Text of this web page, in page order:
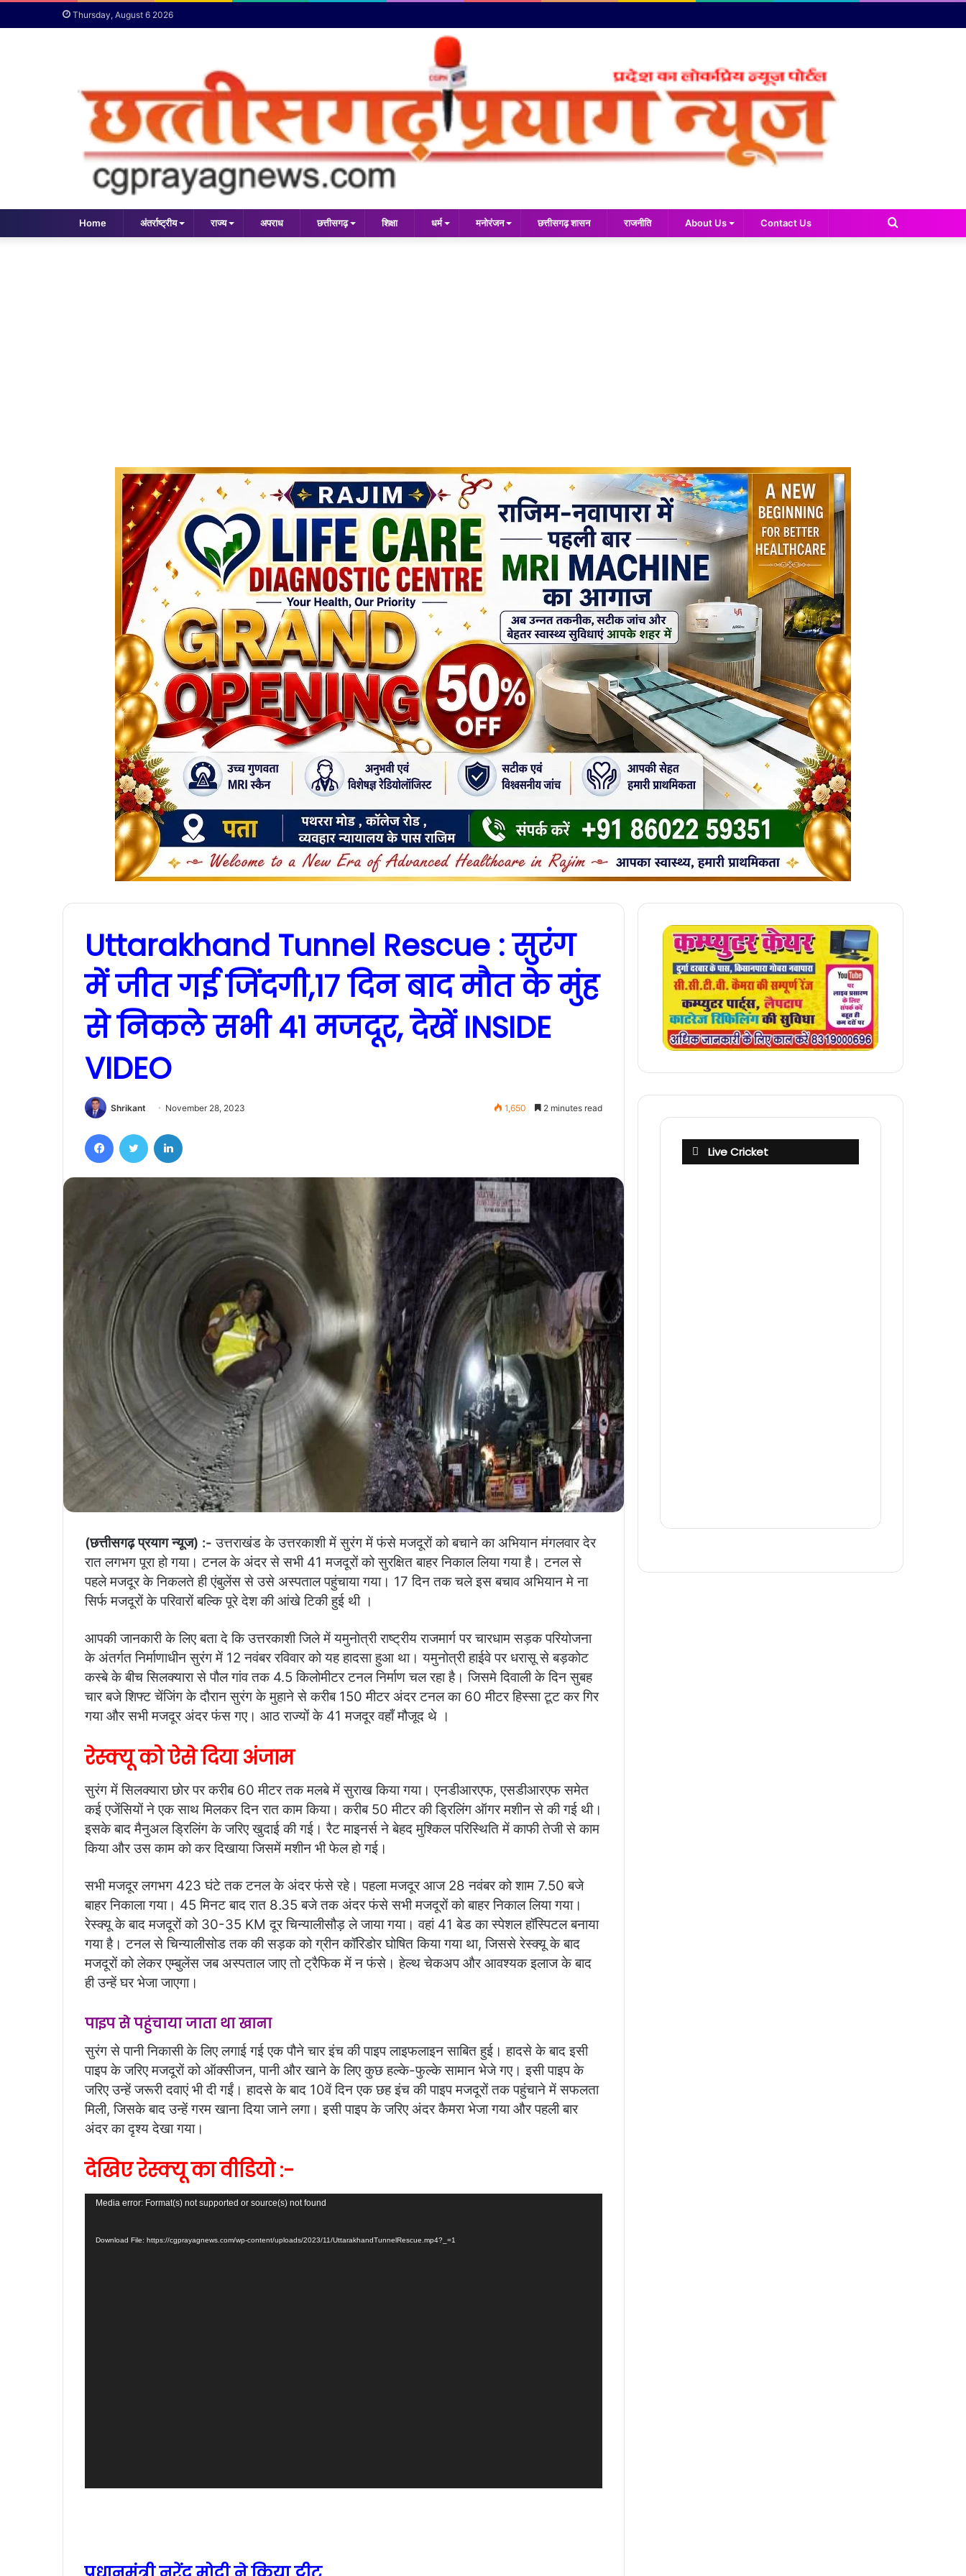
Thursday, August 6 2026
Home अंतर्राष्ट्रीय राज्य अपराध छत्तीसगढ़ शिक्षा धर्म मनोरंजन छत्तीसगढ़ शासन राजनीति About Us Contact Us
Search
Uttarakhand Tunnel Rescue : सुरंग
में जीत गई जिंदगी,17 दिन बाद मौत के मुंह
से निकले सभी 41 मजदूर, देखें INSIDE
VIDEO
Shrikant November 28, 2023 1,650 2 minutes read
(छत्तीसगढ़ प्रयाग न्यूज) :- उत्तराखंड के उत्तरकाशी में सुरंग में फंसे मजदूरों को बचाने का अभियान मंगलवार देर
रात लगभग पूरा हो गया। टनल के अंदर से सभी 41 मजदूरों को सुरक्षित बाहर निकाल लिया गया है। टनल से
पहले मजदूर के निकलते ही एंबुलेंस से उसे अस्पताल पहुंचाया गया। 17 दिन तक चले इस बचाव अभियान मे ना
सिर्फ मजदूरों के परिवारों बल्कि पूरे देश की आंखे टिकी हुई थी ।
आपकी जानकारी के लिए बता दे कि उत्तरकाशी जिले में यमुनोत्री राष्ट्रीय राजमार्ग पर चारधाम सड़क परियोजना
के अंतर्गत निर्माणाधीन सुरंग में 12 नवंबर रविवार को यह हादसा हुआ था। यमुनोत्री हाईवे पर धरासू से बड़कोट
कस्बे के बीच सिलक्यारा से पौल गांव तक 4.5 किलोमीटर टनल निर्माण चल रहा है। जिसमे दिवाली के दिन सुबह
चार बजे शिफ्ट चेंजिंग के दौरान सुरंग के मुहाने से करीब 150 मीटर अंदर टनल का 60 मीटर हिस्सा टूट कर गिर
गया और सभी मजदूर अंदर फंस गए। आठ राज्यों के 41 मजदूर वहाँ मौजूद थे ।
रेस्क्यू को ऐसे दिया अंजाम
सुरंग में सिलक्यारा छोर पर करीब 60 मीटर तक मलबे में सुराख किया गया। एनडीआरएफ, एसडीआरएफ समेत
कई एजेंसियों ने एक साथ मिलकर दिन रात काम किया। करीब 50 मीटर की ड्रिलिंग ऑगर मशीन से की गई थी।
इसके बाद मैनुअल ड्रिलिंग के जरिए खुदाई की गई। रैट माइनर्स ने बेहद मुश्किल परिस्थिति में काफी तेजी से काम
किया और उस काम को कर दिखाया जिसमें मशीन भी फेल हो गई।
सभी मजदूर लगभग 423 घंटे तक टनल के अंदर फंसे रहे। पहला मजदूर आज 28 नवंबर को शाम 7.50 बजे
बाहर निकाला गया। 45 मिनट बाद रात 8.35 बजे तक अंदर फंसे सभी मजदूरों को बाहर निकाल लिया गया।
रेस्क्यू के बाद मजदूरों को 30-35 KM दूर चिन्यालीसौड़ ले जाया गया। वहां 41 बेड का स्पेशल हॉस्पिटल बनाया
गया है। टनल से चिन्यालीसोड तक की सड़क को ग्रीन कॉरिडोर घोषित किया गया था, जिससे रेस्क्यू के बाद
मजदूरों को लेकर एम्बुलेंस जब अस्पताल जाए तो ट्रैफिक में न फंसे। हेल्थ चेकअप और आवश्यक इलाज के बाद
ही उन्हें घर भेजा जाएगा।
पाइप से पहुंचाया जाता था खाना
सुरंग से पानी निकासी के लिए लगाई गई एक पौने चार इंच की पाइप लाइफलाइन साबित हुई। हादसे के बाद इसी
पाइप के जरिए मजदूरों को ऑक्सीजन, पानी और खाने के लिए कुछ हल्के-फुल्के सामान भेजे गए। इसी पाइप के
जरिए उन्हें जरूरी दवाएं भी दी गईं। हादसे के बाद 10वें दिन एक छह इंच की पाइप मजदूरों तक पहुंचाने में सफलता
मिली, जिसके बाद उन्हें गरम खाना दिया जाने लगा। इसी पाइप के जरिए अंदर कैमरा भेजा गया और पहली बार
अंदर का दृश्य देखा गया।
देखिए रेस्क्यू का वीडियो :-
Video
Media error: Format(s) not supported or source(s) not found
Download File: https://cgprayagnews.com/wp-content/uploads/2023/11/UttarakhandTunnelRescue.mp4?_=1
Live Cricket